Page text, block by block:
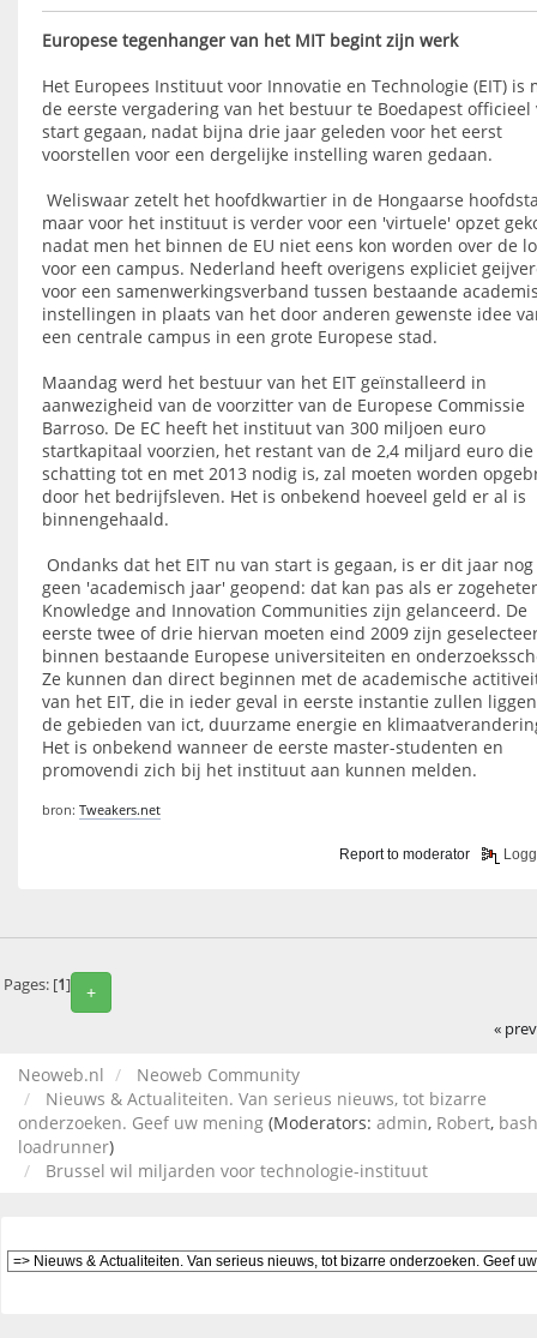
Europese tegenhanger van het MIT begint zijn werk
Het Europees Instituut voor Innovatie en Technologie (EIT) is
de eerste vergadering van het bestuur te Boedapest officieel
start gegaan, nadat bijna drie jaar geleden voor het eerst
voorstellen voor een dergelijke instelling waren gedaan.
Weliswaar zetelt het hoofdkwartier in de Hongaarse
maar voor het instituut is verder voor een 'virtuele' opzet
nadat men het binnen de EU niet eens kon worden over de
voor een campus. Nederland heeft overigens expliciet
voor een samenwerkingsverband tussen bestaande
instellingen in plaats van het door anderen gewenste idee
een centrale campus in een grote Europese stad.
Maandag werd het bestuur van het EIT geïnstalleerd in
aanwezigheid van de voorzitter van de Europese Commissie
Barroso. De EC heeft het instituut van 300 miljoen euro
startkapitaal voorzien, het restant van de 2,4 miljard euro
schatting tot en met 2013 nodig is, zal moeten worden
door het bedrijfsleven. Het is onbekend hoeveel geld er al is
binnengehaald.
Ondanks dat het EIT nu van start is gegaan, is er dit jaar nog
geen 'academisch jaar' geopend: dat kan pas als er
Knowledge and Innovation Communities zijn gelanceerd. De
eerste twee of drie hiervan moeten eind 2009 zijn
binnen bestaande Europese universiteiten en
Ze kunnen dan direct beginnen met de academische
van het EIT, die in ieder geval in eerste instantie zullen
de gebieden van ict, duurzame energie en
Het is onbekend wanneer de eerste master-studenten en
promovendi zich bij het instituut aan kunnen melden.
bron: Tweakers.net
Report to moderator
+
Pages: [1]
«
Neoweb.nl
Neoweb Community
Nieuws & Actualiteiten. Van serieus nieuws, tot bizarre
onderzoeken. Geef uw mening (Moderators: admin, Robert,
loadrunner)
Brussel wil miljarden voor technologie-instituut